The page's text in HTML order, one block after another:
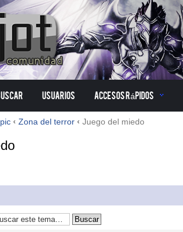
Usuarios Accesos Rápidos
‹ Zona del terror ‹ Juego del miedo